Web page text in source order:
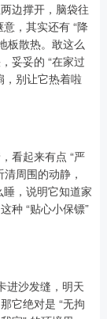
边撑开，脑袋往
，其实还有 “降
板散热。敢这么
妥妥的 “在家过
，别让它热着啦
看起来有点 “严
周围的动静，
，说明它知道家
种 “贴心小保镖”
沙发缝，明天
它绝对是 “无拘